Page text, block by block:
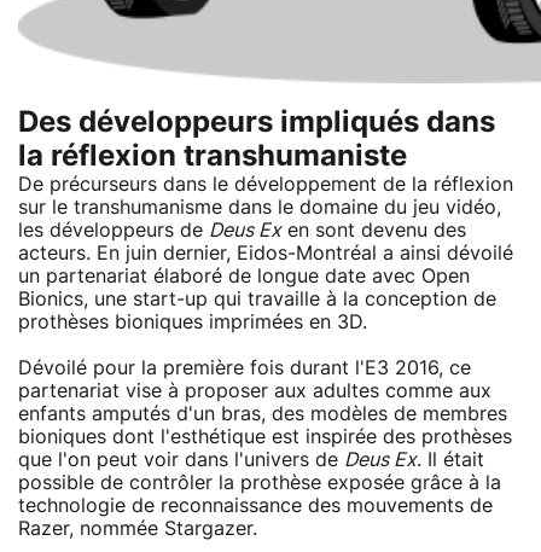
Des développeurs impliqués dans
la réflexion transhumaniste
De précurseurs dans le développement de la réflexion
sur le transhumanisme dans le domaine du jeu vidéo,
les développeurs de Deus Exen sont devenu des
acteurs. En juin dernier, Eidos-Montréal a ainsi dévoilé
un partenariat élaboré de longue date avec Open
Bionics, une start-up qui travaille à la conception de
prothèses bioniques imprimées en 3D.
Dévoilé pour la première fois durant l'E3 2016, ce
partenariat vise à proposer aux adultes comme aux
enfants amputés d'un bras, des modèles de membres
bioniques dont l'esthétique est inspirée des prothèses
que l'on peut voir dans l'univers de Deus Ex. Il était
possible de contrôler la prothèse exposée grâce à la
technologie de reconnaissance des mouvements de
Razer, nommée Stargazer.